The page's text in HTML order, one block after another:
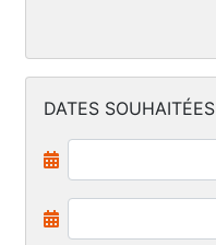
DATES SOUHAITÉES